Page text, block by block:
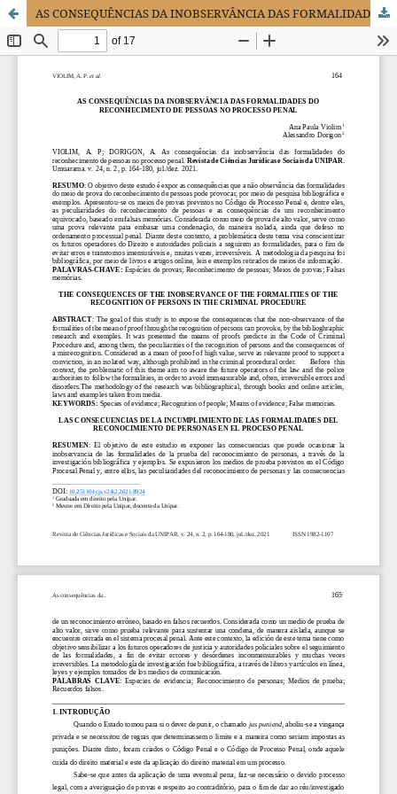
AS CONSEQUÊNCIAS DA INOBSERVÂNCIA DAS FORMALIDADES DO RECONHECIMENTO DE PESSOAS NO PROCESSO PENAL